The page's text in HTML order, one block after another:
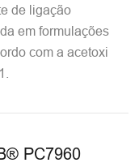
de ligação
em formulações
com a acetoxi
PC7960